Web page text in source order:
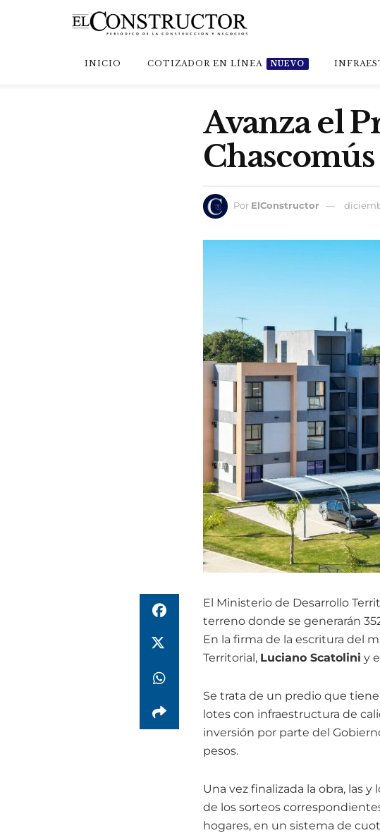
INICIO COTIZADOR EN LÍNEA NUEVO
Avanza el
Chascomús
Por ElConstructor
El Ministerio de Desarrollo
terreno donde se generarán
En la firma de la escritura del
Territorial, Luciano Scatolini y
Se trata de un predio que
lotes con infraestructura de
inversión por parte del
pesos.
Una vez finalizada la obra, las
de los sorteos
hogares, en un sistema de